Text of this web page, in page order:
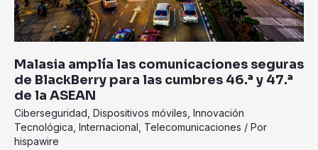
Malasia amplía las comunicaciones seguras
de BlackBerry para las cumbres 46.ª y 47.ª
de la ASEAN
Ciberseguridad Dispositivos móviles Innovación
Tecnológica Internacional Telecomunicaciones / Por
hispawire
cumbres
46.ª
y
de
la
ASEAN